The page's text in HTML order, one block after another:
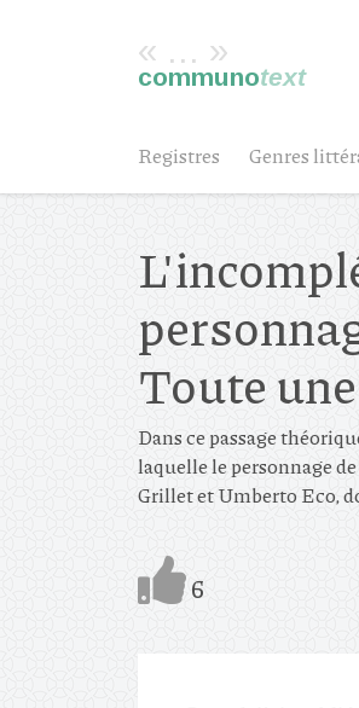
« ... »
communotext
Registres Genres
Toute
Dans ce passage
laquelle le personnage
Grillet et Umberto Eco,
6